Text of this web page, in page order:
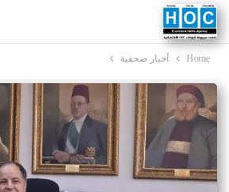
Home أخبار صحفية